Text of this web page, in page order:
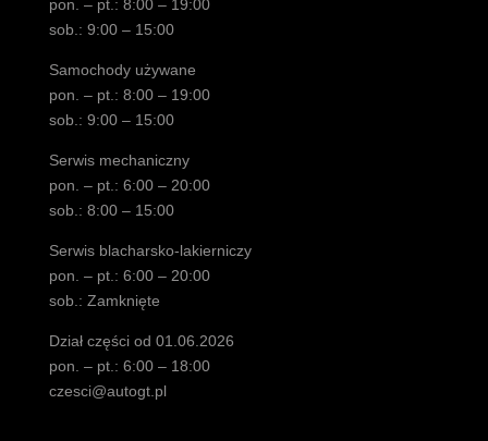
pon. – pt.: 8:00 – 19:00
sob.: 9:00 – 15:00
Samochody używane
pon. – pt.: 8:00 – 19:00
sob.: 9:00 – 15:00
Serwis mechaniczny
pon. – pt.: 6:00 – 20:00
sob.: 8:00 – 15:00
Serwis blacharsko-lakierniczy
pon. – pt.: 6:00 – 20:00
sob.: Zamknięte
Dział części od 01.06.2026
pon. – pt.: 6:00 – 18:00
czesci@autogt.pl